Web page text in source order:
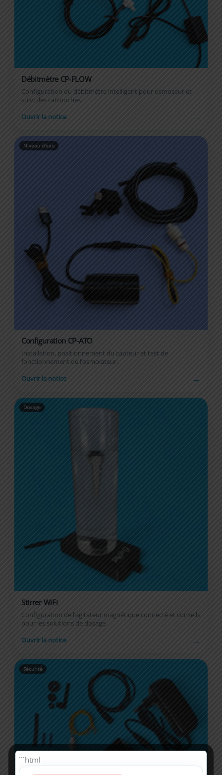
Débitmètre CP-FLOW
Configuration du débitmètre intelligent pour osmoseur et
suivi des cartouches.
Ouvrir la notice →
Niveau d’eau
Configuration CP-ATO
Installation, positionnement du capteur et test de
fonctionnement de l’osmolateur.
Ouvrir la notice →
Dosage
Stirrer WiFi
Configuration de l’agitateur magnétique connecté et conseils
pour les solutions de dosage.
Ouvrir la notice →
Sécurité
```html